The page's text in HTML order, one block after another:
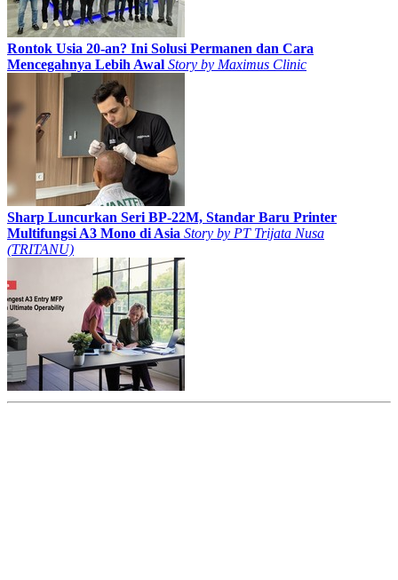
Rontok Usia 20-an? Ini Solusi Permanen dan Cara
Mencegahnya Lebih Awal Story by Maximus Clinic
Sharp Luncurkan Seri BP-22M, Standar Baru Printer
Multifungsi A3 Mono di Asia Story by PT Trijata Nusa
(TRITANU)